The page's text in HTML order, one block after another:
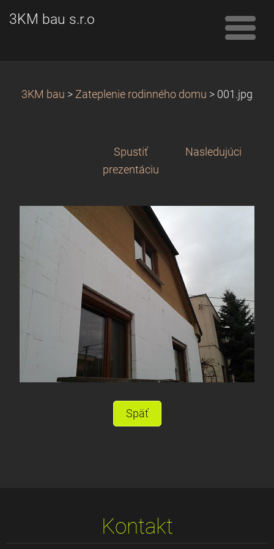
3KM bau s.r.o
3KM bau > Zateplenie rodinného domu > 001.jpg
Spustiť
prezentáciu
Nasledujúci
Späť
Kontakt